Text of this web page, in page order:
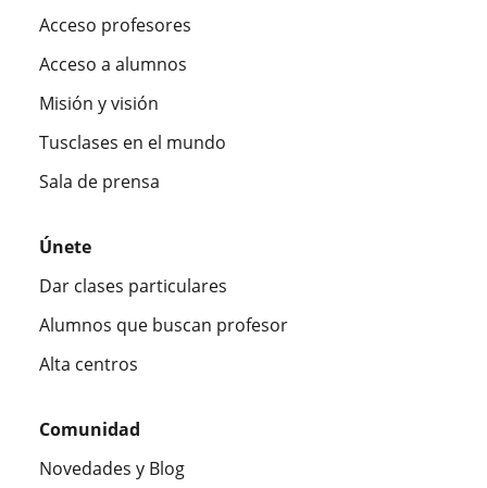
Acceso profesores
Acceso a alumnos
Misión y visión
Tusclases en el mundo
Sala de prensa
Únete
Dar clases particulares
Alumnos que buscan profesor
Alta centros
Comunidad
Novedades y Blog